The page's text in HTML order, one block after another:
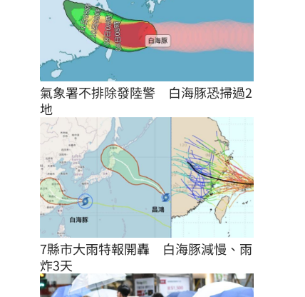
氣象署不排除發陸警　白海豚恐掃過2
地
7縣市大雨特報開轟　白海豚減慢、雨
炸3天